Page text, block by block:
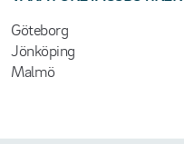
Göteborg
Jönköping
Malmö